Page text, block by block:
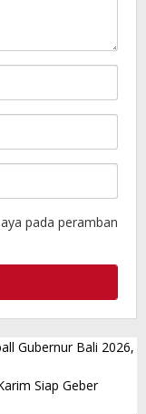
pada peramban
Gubernur Bali 2026,
Siap Geber